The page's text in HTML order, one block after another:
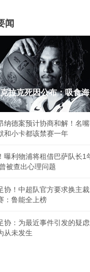
闻
拉克死因公布：吸食
纳德案预计协商和解！名嘴
和小卡都该禁赛一年
曝利物浦将租借巴萨队长1
被查出心理问题
协！中超队官方要求换主
：鲁能全上榜
协：为最近事件引发的疑
从未发生